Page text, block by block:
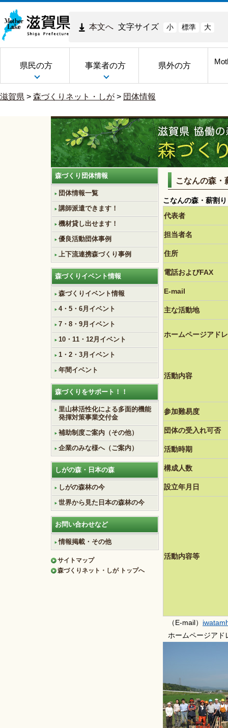
本文へ 文字サイズ 小 標準 大
県民の方 事業者の方 県外の方
滋賀県 > 森づくりネット・しが > 団体情報
森づくり団体情報
団体情報一覧
講師派遣できます！
機材貸し出せます！
優良活動団体事例
上下流連携森づくり事例
森づくりイベント情報
森づくりイベント情報
4・5・6月イベント
7・8・9月イベント
10・11・12月イベント
1・2・3月イベント
年間イベント
森づくりをサポート！！
里山林活性化による多面的機能
発揮対策事業交付金
補助制度ご案内（その他）
企業のみな様へ（ご案内）
しがの森・日本の森
しがの森林の今
世界から見た日本の森林の今
お問い合わせなど
情報掲載・その他
サイトマップ
森づくりネット・しが トップへ
こなんの森・
こなんの森・薪割
代表者
担当者名
住所
電話およびFAX
E-mail
主な活動地
ホームページアド
活動内容
参加難易度
団体の受入れ可否
活動時期
構成人数
設立年月日
活動内容等
（E-mail）
ホームページアド